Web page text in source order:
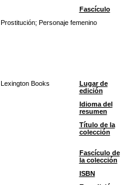
Fascículo
Prostitución; Personaje femenino
Lexington Books
Lugar de
edición
Idioma del
resumen
Título de la
colección
Fascículo de
la colección
ISBN